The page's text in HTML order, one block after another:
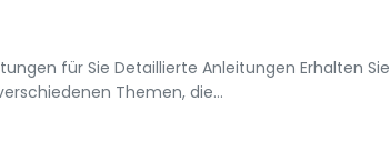
für Sie Detaillierte Anleitungen Erhalten Sie
Themen, die…